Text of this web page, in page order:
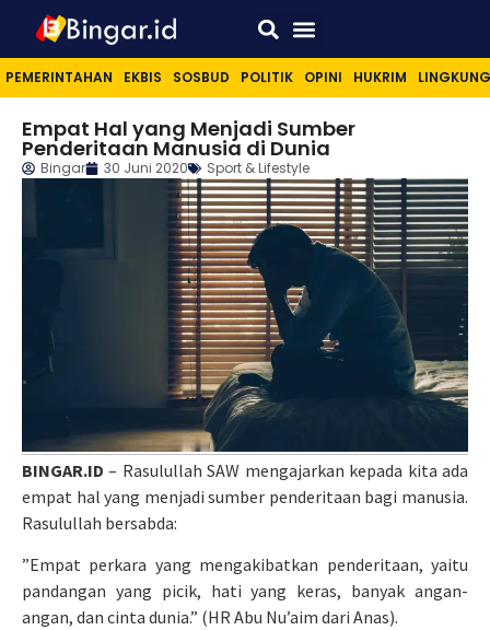
PEMERINTAHAN EKBIS SOSBUD POLITIK OPINI HUKRIM
Empat Hal yang Menjadi Sumber
Penderitaan Manusia di Dunia
Bingar 30 Juni 2020 Sport & Lifestyle
BINGAR.ID– Rasulullah SAW mengajarkan kepada kita ada
empat hal yang menjadi sumber penderitaan bagi manusia.
Rasulullah bersabda:
”Empat perkara yang mengakibatkan penderitaan, yaitu
pandangan yang picik, hati yang keras, banyak angan-
angan, dan cinta dunia.” (HR Abu Nu’aim dari Anas).